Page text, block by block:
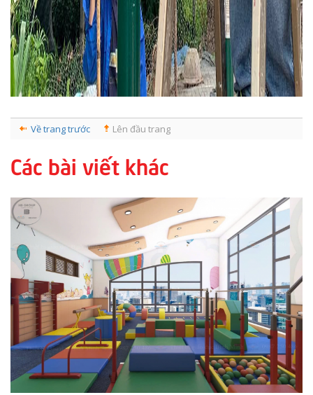
Về trang trước Lên đầu trang
Các bài viết khác